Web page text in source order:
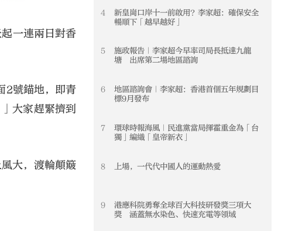
一連兩日對香
2號錨地，即青
大家趕緊擠到
大，渡輪顛簸
4
新皇崗口岸十一前啟用？李家超：確保安全
暢順下「越早越好」
5
施政報告｜李家超今早率司局長抵達九龍
塘 出席第二場地區諮詢
6
地區諮詢會｜李家超：香港首個五年規劃目
標9月發布
7
環球時報海風｜民進黨當局揮霍重金為「台
獨」編織「皇帝新衣」
8 上場，一代代中國人的運動熱愛
9
港應科院勇奪全球百大科技研發獎三項大
獎 涵蓋無水染色、快速充電等領域